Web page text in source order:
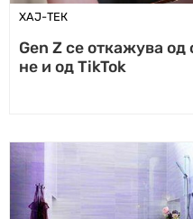
ХАЈ-ТЕК
Gen Z се откажува
не и од TikTok